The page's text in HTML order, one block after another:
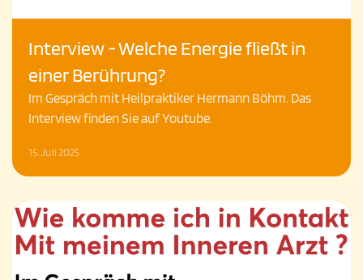
Interview - Welche Energie fließt in
einer Berührung?
Im Gespräch mit Heilpraktiker Hermann Böhm. Das
Interview finden Sie auf Youtube.
15. Juli 2025